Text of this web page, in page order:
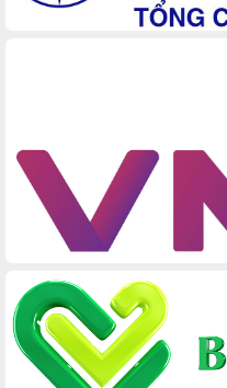
trọng trong kỷ nguyên mới
cao kết quả Chiến dịch Quang Trung
tại Đắk Lắk
Hội nghị Ban Chấp hành Đảng bộ tỉnh
Đắk Lắk lần thứ 2 (mở rộng)
Tập trung giải phóng mặt bằng, đẩy
nhanh tiến độ Tuyến đường bộ ven
biển
Gỡ khó, khởi công xây dựng, sửa chữa
toàn bộ nhà ở cho hộ dân đúng tiến độ
đề ra